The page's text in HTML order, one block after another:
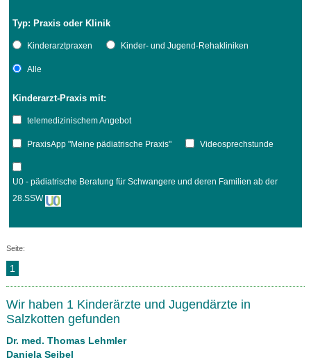
Typ: Praxis oder Klinik
Kinderarztpraxen Kinder- und Jugend-Rehakliniken
Alle
Kinderarzt-Praxis mit:
telemedizinischem Angebot
PraxisApp "Meine pädiatrische Praxis" Videosprechstunde
U0 - pädiatrische Beratung für Schwangere und deren Familien ab der
28.SSW
Seite:
1
Wir haben 1 Kinderärzte und Jugendärzte in
Salzkotten gefunden
Dr. med. Thomas Lehmler
Daniela Seibel